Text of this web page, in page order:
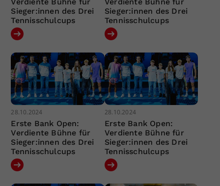
Sieger:innen des Drei
Tennisschulcups
Sieger:innen des Drei
Tennisschulcups
28.10.2024
Erste Bank Open:
Verdiente Bühne für
Sieger:innen des Drei
Tennisschulcups
28.10.2024
Erste Bank Open:
Verdiente Bühne für
Sieger:innen des Drei
Tennisschulcups